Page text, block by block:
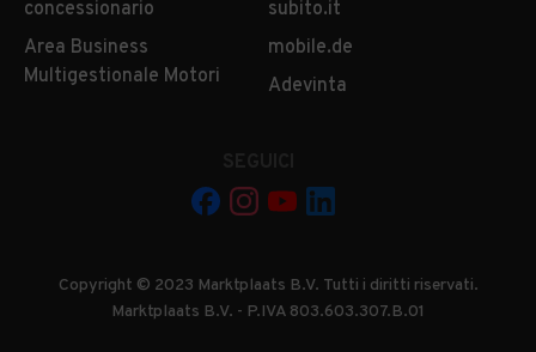
concessionario
Area Business
Multigestionale Motori
subito.it
mobile.de
Adevinta
Copyright © 2023 Marktplaats B.V. Tutti i diritti riservati.
Marktplaats B.V. - P.IVA 803.603.307.B.01